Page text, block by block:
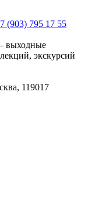
(903) 795 17 55
выходные
экскурсий
119017